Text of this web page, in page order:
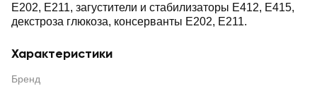
Е202, Е211, загустители и стабилизаторы Е412, Е415,
декстроза глюкоза, консерванты Е202, Е211.
Характеристики
Бренд